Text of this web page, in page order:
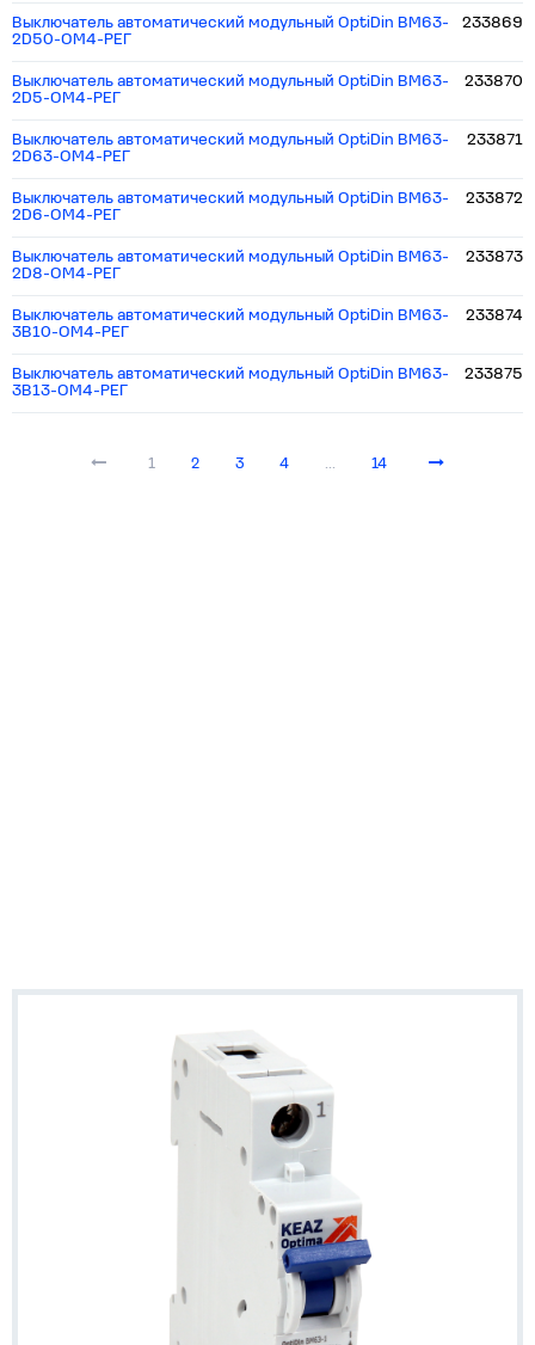
Выключатель автоматический модульный OptiDin BM63-
2D50-ОМ4-РЕГ
233869
Выключатель автоматический модульный OptiDin BM63-
2D5-ОМ4-РЕГ
233870
Выключатель автоматический модульный OptiDin BM63-
2D63-ОМ4-РЕГ
233871
Выключатель автоматический модульный OptiDin BM63-
2D6-ОМ4-РЕГ
233872
Выключатель автоматический модульный OptiDin BM63-
2D8-ОМ4-РЕГ
233873
Выключатель автоматический модульный OptiDin BM63-
3B10-ОМ4-РЕГ
233874
Выключатель автоматический модульный OptiDin BM63-
3B13-ОМ4-РЕГ
233875
1 2 3 4 ... 14